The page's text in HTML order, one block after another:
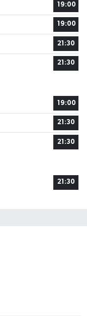
19:00
19:00
21:30
21:30
19:00
21:30
21:30
21:30